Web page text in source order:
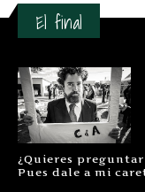
El final
¿Quieres preguntar
Pues dale a mi